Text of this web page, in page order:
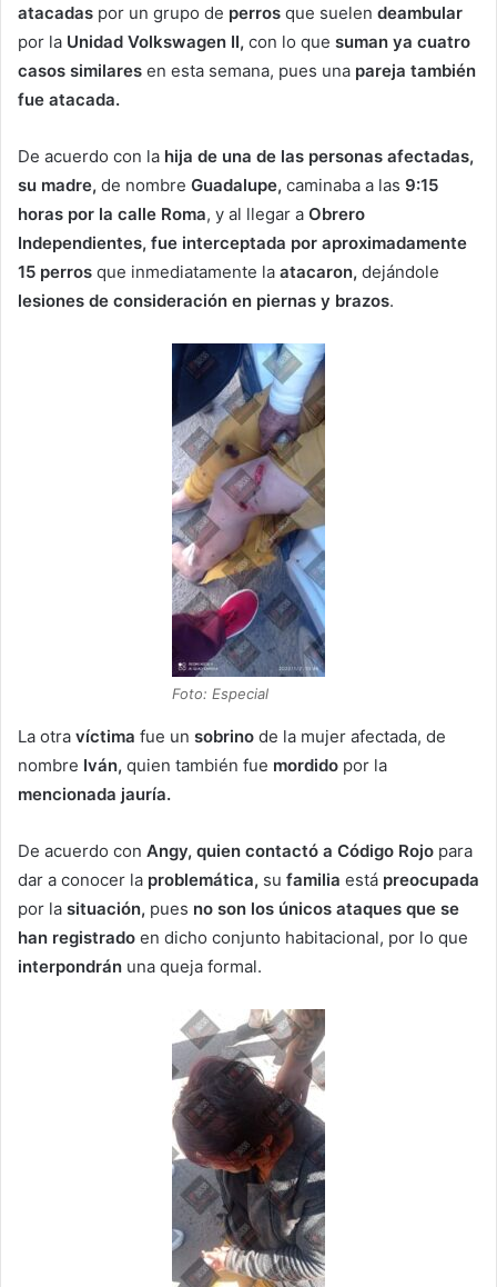
atacadas por un grupo de perros que suelen deambular
por la Unidad Volkswagen II, con lo que suman ya cuatro
casos similares en esta semana, pues una pareja también
fue atacada.
De acuerdo con la hija de una de las personas afectadas,
su madre, de nombre Guadalupe, caminaba a las 9:15
horas por la calle Roma, y al llegar a Obrero
Independientes, fue interceptada por aproximadamente
15 perros que inmediatamente la atacaron, dejándole
lesiones de consideración en piernas y brazos.
Foto: Especial
La otra víctima fue un sobrino de la mujer afectada, de
nombre Iván, quien también fue mordido por la
mencionada jauría.
De acuerdo con Angy, quien contactó a Código Rojo para
dar a conocer la problemática, su familia está preocupada
por la situación, pues no son los únicos ataques que se
han registrado en dicho conjunto habitacional, por lo que
interpondrán una queja formal.